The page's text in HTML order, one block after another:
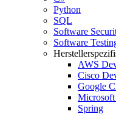
Python
SQL
Software
Software
AWS
Cisco
Google
Spring